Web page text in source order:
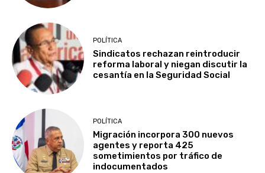
POLÍTICA
Sindicatos rechazan reintroducir
reforma laboral y niegan discutir la
cesantía en la Seguridad Social
POLÍTICA
Migración incorpora 300 nuevos
agentes y reporta 425
sometimientos por tráfico de
indocumentados